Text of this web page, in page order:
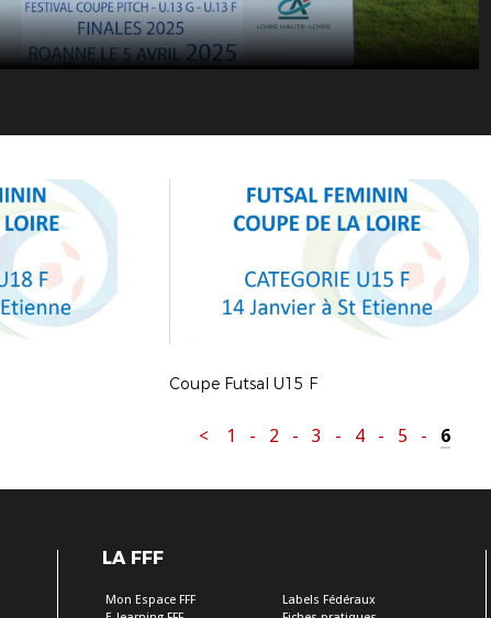
Coupe Futsal U15 F
< 1 - 2 - 3 - 4 - 5 - 6
LA FFF
Mon Espace FFF
Labels Fédéraux